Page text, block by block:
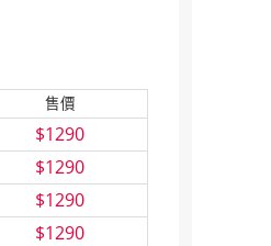
售價
$1290
$1290
$1290
$1290